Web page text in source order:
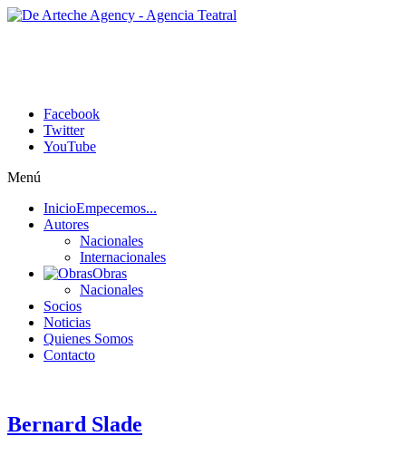
Facebook
Twitter
YouTube
Menú
InicioEmpecemos...
Autores
Nacionales
Internacionales
Obras
Nacionales
Socios
Noticias
Quienes Somos
Contacto
Bernard Slade